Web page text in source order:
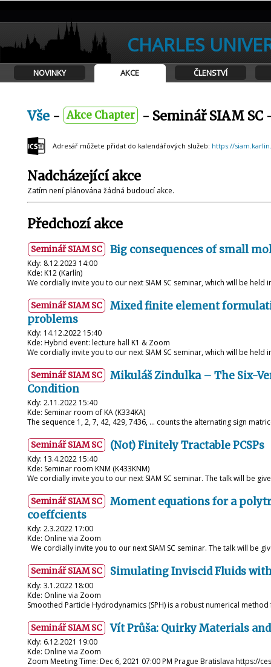
CHARLES
NOVINKY AKCE ČLENSTVÍ
Vše - Akce Chapter - Seminář SIAM SC
Adresář můžete přidat do kalendářových služeb: https://
Nadcházející akce
Zatím není plánována žádná budoucí akce.
Předchozí akce
Seminář SIAM SC Big consequences of small
Kdy: 8.12.2023 14:00
Kde: K12 (Karlín)
We cordially invite you to our next SIAM SC seminar, which will be held
Seminář SIAM SC
Mixed finite element
problems
Kdy: 14.12.2022 15:40
Kde: Hybrid event: lecture hall K1 & Zoom
We cordially invite you to our next SIAM SC seminar, which will be
Seminář SIAM SC
Mikuláš Zindulka – The Six-
Condition
Kdy: 2.11.2022 15:40
Kde: Seminar room of KA (K334KA)
The sequence 1, 2, 7, 42, 429, 7436, ... counts the alternating sign
Seminář SIAM SC (Not) Finitely Tractable PCSPs
Kdy: 13.4.2022 15:40
Kde: Seminar room KNM (K433KNM)
We cordially invite you to our next SIAM SC seminar. The talk will be
Seminář SIAM SC
Moment equations for a
coeffcients
Kdy: 2.3.2022 17:00
Kde: Online via Zoom
We cordially invite you to our next SIAM SC seminar. The talk will be
Seminář SIAM SC Simulating Inviscid Fluids
Kdy: 3.1.2022 18:00
Kde: Online via Zoom
Smoothed Particle Hydrodynamics (SPH) is a robust numerical
Seminář SIAM SC Vít Průša: Quirky Materials
Kdy: 6.12.2021 19:00
Kde: Online via Zoom
Zoom Meeting Time: Dec 6, 2021 07:00 PM Prague Bratislava https://